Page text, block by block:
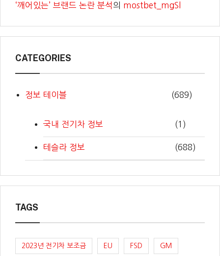
‘깨어있는’ 브랜드 논란 분석의 mostbet_mgSl
CATEGORIES
정보 테이블 (689)
국내 전기차 정보 (1)
테슬라 정보 (688)
TAGS
2023년 전기차 보조금 EU FSD GM